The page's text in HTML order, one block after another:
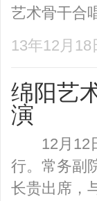
艺术骨干合
13年12月18
绵阳艺
演
12月12日
行。常务副
长贵出席